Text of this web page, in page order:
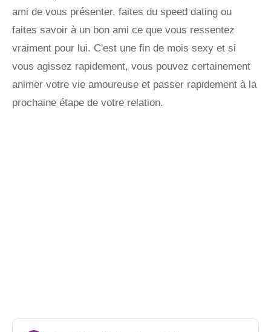
ami de vous présenter, faites du speed dating ou
faites savoir à un bon ami ce que vous ressentez
vraiment pour lui. C'est une fin de mois sexy et si
vous agissez rapidement, vous pouvez certainement
animer votre vie amoureuse et passer rapidement à la
prochaine étape de votre relation.